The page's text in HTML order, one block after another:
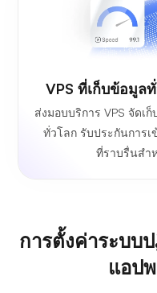
VPS ที่เก็บข้อมูล
ส่งมอบบริการ VPS จัดเ
ทั่วโลก รับประกันการเ
ที่ราบรื่นสำ
การตั้งค่าระบบ
แอป